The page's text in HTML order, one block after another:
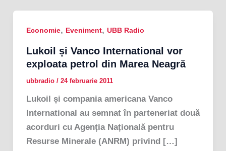
Economie, Eveniment, UBB Radio
Lukoil și Vanco International vor
exploata petrol din Marea Neagră
ubbradio / 24 februarie 2011
Lukoil și compania americana Vanco
International au semnat în parteneriat două
acorduri cu Agenția Națională pentru
Resurse Minerale (ANRM) privind […]